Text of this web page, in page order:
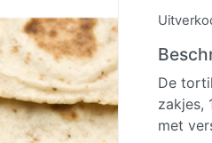
De
zakjes,
met